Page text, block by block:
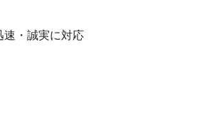
速・誠実に対応